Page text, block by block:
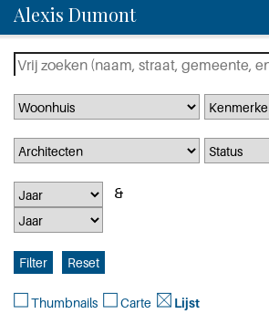
Alexis Dumont
Thumbnails Carte Lijst